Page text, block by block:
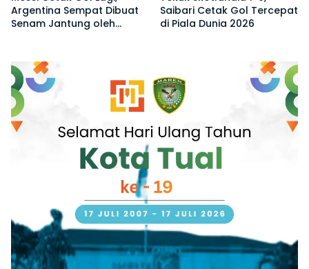
Argentina Sempat Dibuat
Senam Jantung oleh
Saibari Cetak Gol Tercepat
di Piala Dunia 2026